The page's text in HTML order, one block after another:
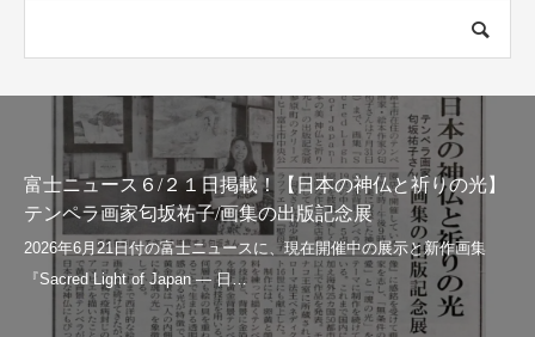
富士ニュース６/２１日掲載！【日本の神仏と祈りの光】
テンペラ画家匂坂祐子/画集の出版記念展